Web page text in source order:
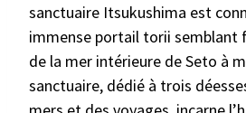
sanctuaire Itsukushima est
immense portail torii semblant
de la mer intérieure de Seto à
sanctuaire, dédié à trois